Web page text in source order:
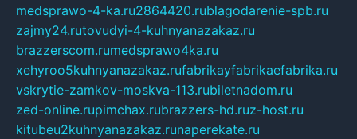
medsprawo-4-ka.ru2864420.rublagodarenie-spb.ru
zajmy24.rutovudyi-4-kuhnyanazakaz.ru
brazzerscom.rumedsprawo4ka.ru
xehyroo5kuhnyanazakaz.rufabrikayfabrikaefabrika.ru
vskrytie-zamkov-moskva-113.rubiletnadom.ru
zed-online.rupimchax.rubrazzers-hd.ruz-host.ru
kitubeu2kuhnyanazakaz.runaperekate.ru